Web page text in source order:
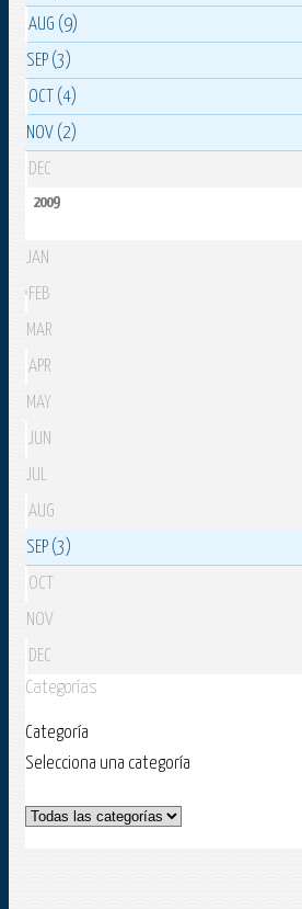
AUG (9)
SEP (3)
OCT (4)
NOV (2)
DEC
2009
JAN
FEB
MAR
APR
MAY
JUN
JUL
AUG
SEP (3)
OCT
NOV
DEC
Categorías
Categoría
Selecciona una categoría